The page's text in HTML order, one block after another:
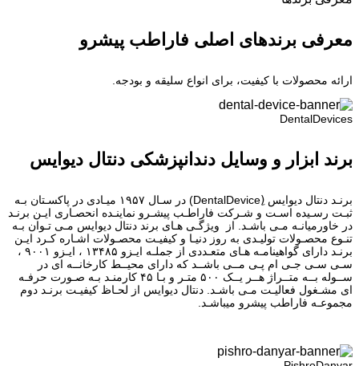
معرفی برندهای اصلی فاراطب پیشرو
ارائه محصولات با کیفیت، برای انواع سلیقه و بودجه.
DentalDevices
برند ابزار و وسایل دندانپزشکی دنتال دیوایس
برنـد دنتال دیوایس (ِDentalDevice) در سـال ۱۹۵۷ میـادی در پاکسـتان بـه
ثبـت رسـیده اسـت و شـرکت فاراطـب پیشـرو نماینـده انحصـاری ایـن برنـد
در خاورمیانـه مـی باشـد. از ویژگـی هـای برند دنتال دیوایس مـی تـوان بـه
تنـوع محصـولات تولیـدی به روز دنیـا و کیفیـت محصـولات اشـاره کـرد ایـن
برنـد دارای گواهینامـه هـای متعـددی از جملـه ایـزو ۱۳۴۸۵ ، ایـزو ۹۰۰۱ ،
سـی سـی جـی ام پـی مــی باشــد که دارای محیــط کارخانــه ای در
ســوله بــه متــراژ هــر یــک ۵۰۰ متـر و بـا ۴۵ کارمنـد بـه صـورت حرفـه
ای مشـغول فعالیـت مـی باشـد. دنتال دیوایس از لحـاظ کیفیـت برنـد دوم
مجموعـه فاراطب پیشرو میباشـد.